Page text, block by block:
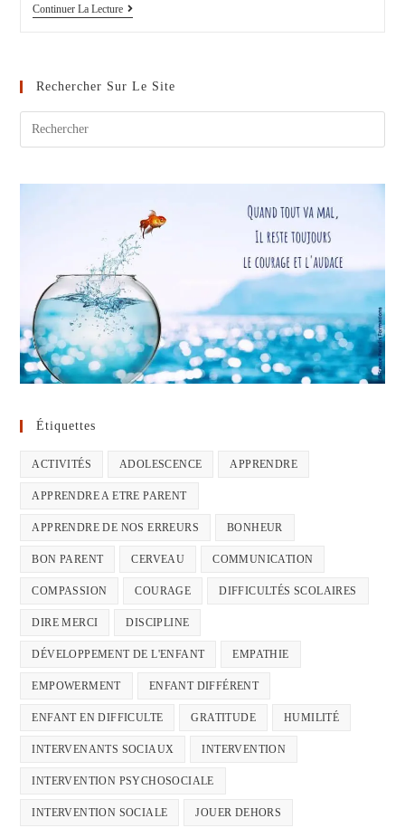
Continuer La LectureLeçon
De
Compétences
Sociales
Sont
Rechercher Sur Le Site
Étiquettes
ACTIVITÉS ADOLESCENCE APPRENDRE
APPRENDRE A ETRE PARENT
APPRENDRE DE NOS ERREURS BONHEUR
BON PARENT CERVEAU COMMUNICATION
COMPASSION COURAGE DIFFICULTÉS SCOLAIRES
DIRE MERCI DISCIPLINE
DÉVELOPPEMENT DE L'ENFANT EMPATHIE
EMPOWERMENT ENFANT DIFFÉRENT
ENFANT EN DIFFICULTE GRATITUDE HUMILITÉ
INTERVENANTS SOCIAUX INTERVENTION
INTERVENTION PSYCHOSOCIALE
INTERVENTION SOCIALE JOUER DEHORS